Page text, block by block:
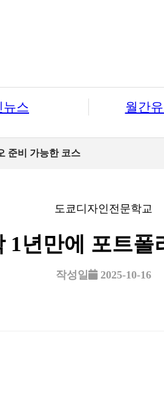
뉴스 월간
준비 가능한 코스
도쿄디자인전문학교
1년만에 포트
작성일 2025-10-16